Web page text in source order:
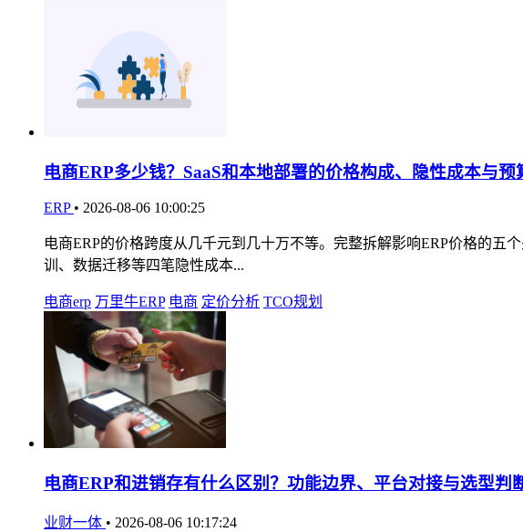
电商ERP多少钱？SaaS和本地部署的价格构成、隐性成本与预
ERP • 2026-08-06 10:00:25
电商ERP的价格跨度从几千元到几十万不等。完整拆解影响ERP价格的五
训、数据迁移等四笔隐性成本...
电商erp 万里牛ERP 电商 定价分析 TCO规划
电商ERP和进销存有什么区别？功能边界、平台对接与选型判
业财一体 • 2026-08-06 10:17:24